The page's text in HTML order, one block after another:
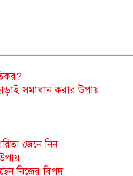
সমাধান করার উপায়
জেনে নিন
নিজের বিপদ